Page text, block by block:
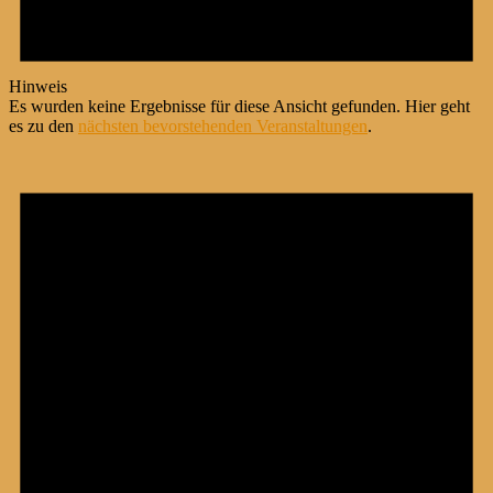
Hinweis
Es wurden keine Ergebnisse für diese Ansicht gefunden. Hier geht
es zu den nächsten bevorstehenden Veranstaltungen.